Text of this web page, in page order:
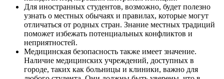
Для иностранных студентов, возможно, будет полезно
узнать о местных обычаях и правилах, которые могут
отличаться от родных стран. Знание местных традиций
поможет избежать потенциальных конфликтов и
неприятностей.
Медицинская безопасность также имеет значение.
Наличие медицинских учреждений, доступных в
городе, таких как больницы и клиники, важно для